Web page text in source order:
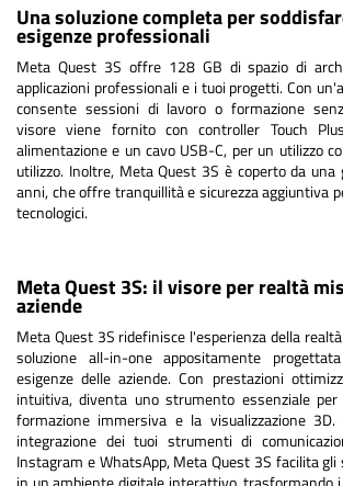
Una soluzione completa per
esigenze professionali
Meta Quest 3S offre 128 GB di spazio di
applicazioni professionali e i tuoi progetti. Con
consente sessioni di lavoro o formazione
visore viene fornito con controller Touch
alimentazione e un cavo USB-C, per un utilizzo
utilizzo. Inoltre, Meta Quest 3S è coperto da
anni, che offre tranquillità e sicurezza aggiuntiva
tecnologici.
Meta Quest 3S: il visore per realtà
aziende
Meta Quest 3S ridefinisce l'esperienza della
soluzione all-in-one appositamente
esigenze delle aziende. Con prestazioni
intuitiva, diventa uno strumento essenziale per
formazione immersiva e la visualizzazione
integrazione dei tuoi strumenti di
Instagram e WhatsApp, Meta Quest 3S facilita